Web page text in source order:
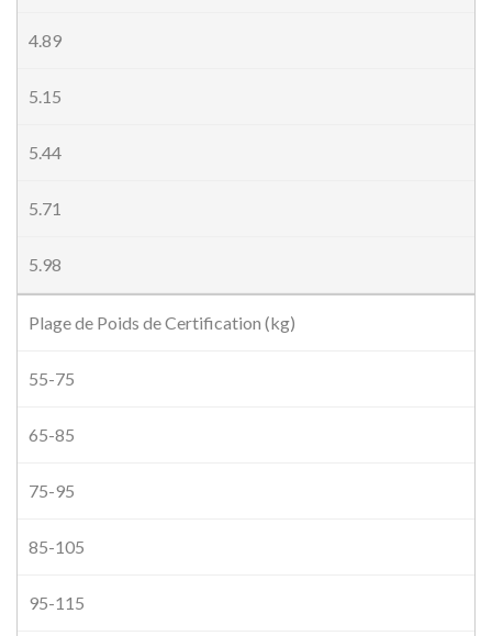
4.89
5.15
5.44
5.71
5.98
Plage de Poids de Certification (kg)
55-75
65-85
75-95
85-105
95-115